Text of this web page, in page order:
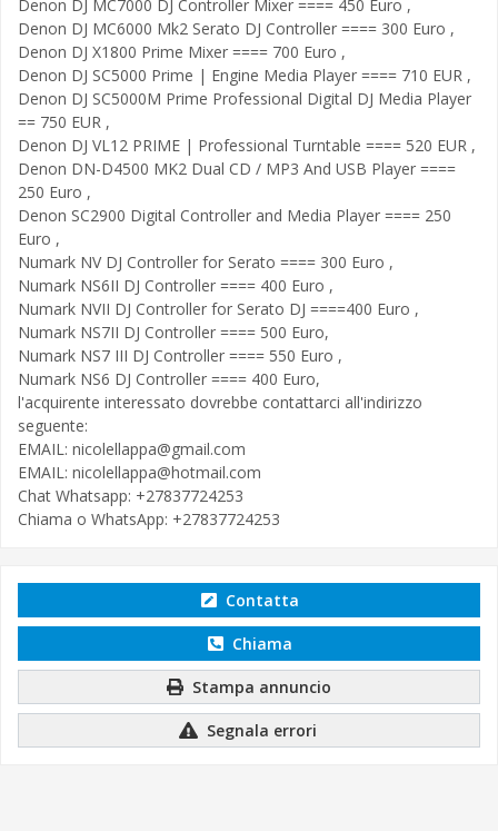
Denon DJ MC7000 DJ Controller Mixer ==== 450 Euro ,
Denon DJ MC6000 Mk2 Serato DJ Controller ==== 300 Euro ,
Denon DJ X1800 Prime Mixer ==== 700 Euro ,
Denon DJ SC5000 Prime | Engine Media Player ==== 710 EUR ,
Denon DJ SC5000M Prime Professional Digital DJ Media Player
== 750 EUR ,
Denon DJ VL12 PRIME | Professional Turntable ==== 520 EUR ,
Denon DN-D4500 MK2 Dual CD / MP3 And USB Player ====
250 Euro ,
Denon SC2900 Digital Controller and Media Player ==== 250
Euro ,
Numark NV DJ Controller for Serato ==== 300 Euro ,
Numark NS6II DJ Controller ==== 400 Euro ,
Numark NVII DJ Controller for Serato DJ ====400 Euro ,
Numark NS7II DJ Controller ==== 500 Euro,
Numark NS7 III DJ Controller ==== 550 Euro ,
Numark NS6 DJ Controller ==== 400 Euro,
l'acquirente interessato dovrebbe contattarci all'indirizzo
seguente:
EMAIL: nicolellappa@gmail.com
EMAIL: nicolellappa@hotmail.com
Chat Whatsapp: +27837724253
Chiama o WhatsApp: +27837724253
Contatta
Chiama
Stampa annuncio
Segnala errori